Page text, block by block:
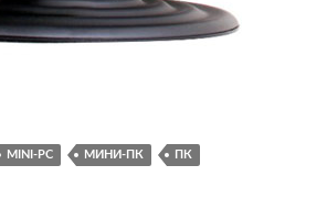
Sapphire Technology предствила
MINI-PC МИНИ-ПК ПК